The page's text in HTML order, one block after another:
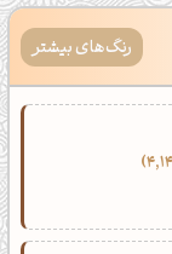
رنگ‌های بیشتر